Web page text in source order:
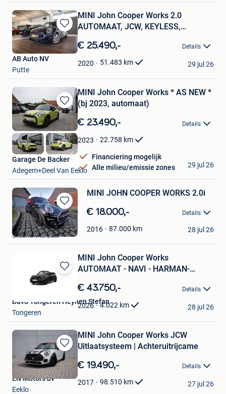
Bewaren
in
Mijn
Favorieten
MINI John Cooper Works 2.0
AUTOMAAT, JCW, KEYLESS,
€ 25.490,- Details
2020 51.483 km
AB Auto NV
Putte
29 jul 26
Bewaren
in
Mijn
Favorieten
MINI John Cooper Works * AS NEW *
(bj 2023, automaat)
€ 23.490,- Details
2023 22.758 km
Financiering mogelijk
Alle milieu/emissie zones
Garage De Backer
Adegem+Deel Van Eeklo
29 jul 26
Bewaren
in
Mijn
Favorieten
MINI JOHN COOPER WORKS 2.0i
€ 18.000,- Details
2016 87.000 km
Astro Boy
Steenokkerzeel
28 jul 26
Bewaren
in
Favorieten
MINI John Cooper Works
AUTOMAAT - NAVI - HARMAN-
€ 43.750,- Details
2026 4.022 km
Davo Tongeren Heynen Stefan
Tongeren
28 jul 26
Bewaren
in
Mijn
Favorieten
MINI John Cooper Works JCW
Uitlaatsysteem | Achteruitrijcame
€ 19.490,- Details
2017 98.510 km
LN Motors bv
Eeklo
27 jul 26